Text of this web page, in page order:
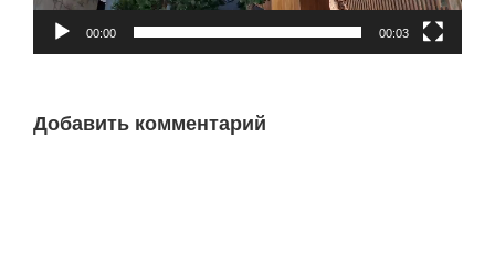
00:00 00:03
Добавить комментарий